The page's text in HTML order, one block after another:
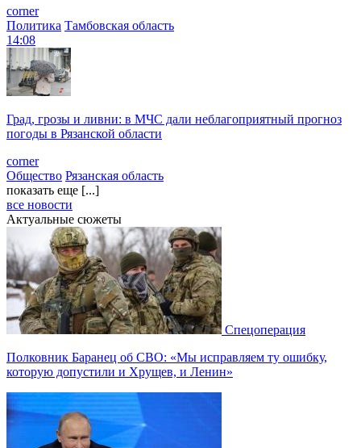
corner
Политика Тамбовская область
14:08
Град, грозы и ливни: в МЧС дали неблагоприятный прогноз
погоды в Рязанской области
corner
Общество Рязанская область
показать еще [...]
все новости
Актуальные сюжеты
Спецоперация
Полковник Баранец об СВО: «Мы исправляем ту ошибку,
которую допустили и Хрущев, и Ленин»